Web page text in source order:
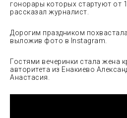
гонорары которых стартуют от
рассказал журналист.
Дорогим праздником
выложив фото в Instagram.
Гостями вечеринки стала жена
авторитета из Енакиево
Анастасия.